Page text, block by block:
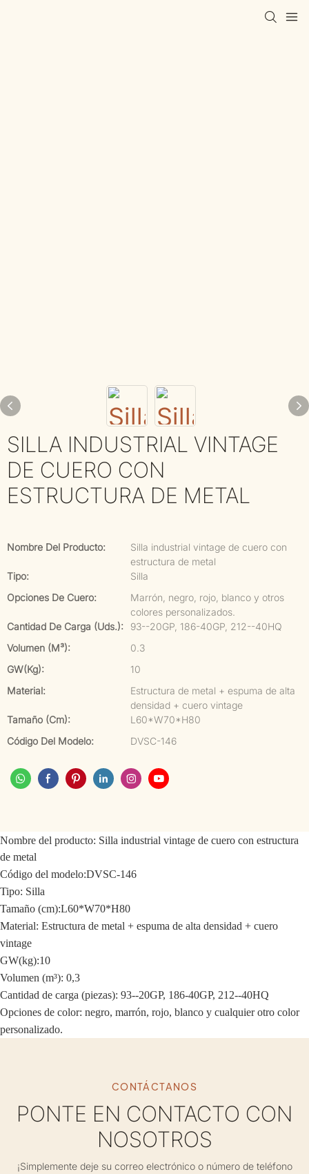
SILLA INDUSTRIAL VINTAGE
DE CUERO CON
ESTRUCTURA DE METAL
Nombre Del Producto:
Silla industrial vintage de cuero con
estructura de metal
Tipo:
Silla
Opciones De Cuero:
Marrón, negro, rojo, blanco y otros
colores personalizados.
Cantidad De Carga (uds.):
93--20GP, 186-40GP, 212--40HQ
Volumen (m³):
0.3
GW(kg):
10
Material:
Estructura de metal + espuma de alta
densidad + cuero vintage
Tamaño (cm):
L60*W70*H80
Código Del Modelo:
DVSC-146
Nombre del producto: Silla industrial vintage de cuero con estructura
de metal
Código del modelo:DVSC-146
Tipo: Silla
Tamaño (cm):L60*W70*H80
Material: Estructura de metal + espuma de alta densidad + cuero
vintage
GW(kg):10
Volumen (m³): 0,3
Cantidad de carga (piezas): 93--20GP, 186-40GP, 212--40HQ
Opciones de color: negro, marrón, rojo, blanco y cualquier otro color
personalizado.
CONTÁCTANOS
PONTE EN CONTACTO CON
NOSOTROS
¡Simplemente deje su correo electrónico o número de teléfono